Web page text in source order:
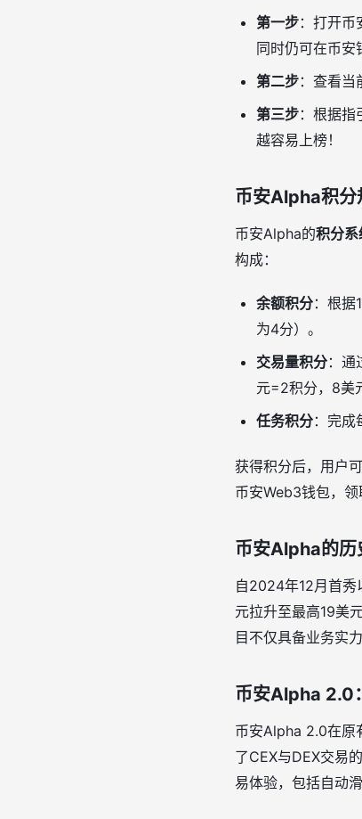
第一步：打开
同时仍可在币安
第二步：查看当
第三步：根据
越容易上榜！
币安Alpha积分
币安Alpha的积分系
构成：
余额积分：根
为4分）。
交易量积分：通
元=2积分，8美
任务积分：完成
获得积分后，用户
币安Web3钱包，领
币安Alpha的历
自2024年12月首
元拉升至最高19美
目不仅具备业务实
币安Alpha 2.0
币安Alpha 2.0在原
了CEX与DEX交易
易体验，包括自动